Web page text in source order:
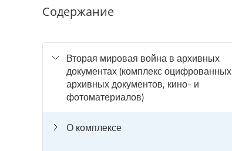
Содержание
Вторая мировая война в архивных
документах (комплекс оцифрованных
архивных документов, кино- и
фотоматериалов)
О комплексе